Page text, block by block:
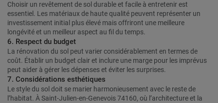
Choisir un revêtement de sol durable et facile à entretenir est
essentiel. Les matériaux de haute qualité peuvent représenter un
investissement initial plus élevé mais offriront une meilleure
longévité et un meilleur aspect au fil du temps.
6. Respect du budget
La rénovation du sol peut varier considérablement en termes de
coût. Établir un budget clair et inclure une marge pour les imprévus
peut aider à gérer les dépenses et éviter les surprises.
7. Considérations esthétiques
Le style du sol doit se marier harmonieusement avec le reste de
l’habitat. À Saint-Julien-en-Genevois 74160, où l’architecture et la